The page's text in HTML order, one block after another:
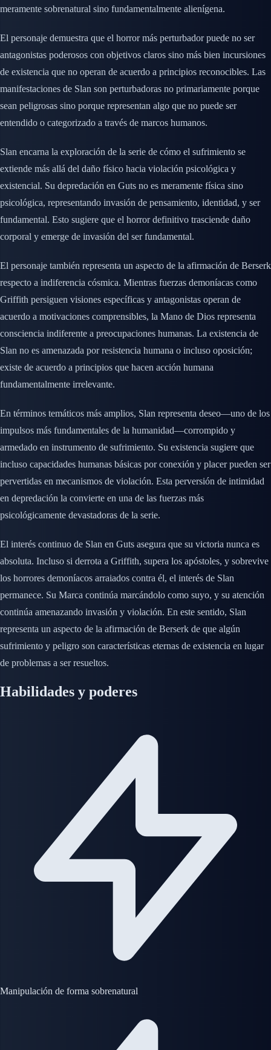
meramente sobrenatural sino fundamentalmente alienígena.
El personaje demuestra que el horror más perturbador puede no ser
antagonistas poderosos con objetivos claros sino más bien incursiones
de existencia que no operan de acuerdo a principios reconocibles. Las
manifestaciones de Slan son perturbadoras no primariamente porque
sean peligrosas sino porque representan algo que no puede ser
entendido o categorizado a través de marcos humanos.
Slan encarna la exploración de la serie de cómo el sufrimiento se
extiende más allá del daño físico hacia violación psicológica y
existencial. Su depredación en Guts no es meramente física sino
psicológica, representando invasión de pensamiento, identidad, y ser
fundamental. Esto sugiere que el horror definitivo trasciende daño
corporal y emerge de invasión del ser fundamental.
El personaje también representa un aspecto de la afirmación de Berserk
respecto a indiferencia cósmica. Mientras fuerzas demoníacas como
Griffith persiguen visiones específicas y antagonistas operan de
acuerdo a motivaciones comprensibles, la Mano de Dios representa
consciencia indiferente a preocupaciones humanas. La existencia de
Slan no es amenazada por resistencia humana o incluso oposición;
existe de acuerdo a principios que hacen acción humana
fundamentalmente irrelevante.
En términos temáticos más amplios, Slan representa deseo—uno de los
impulsos más fundamentales de la humanidad—corrompido y
armedado en instrumento de sufrimiento. Su existencia sugiere que
incluso capacidades humanas básicas por conexión y placer pueden ser
pervertidas en mecanismos de violación. Esta perversión de intimidad
en depredación la convierte en una de las fuerzas más
psicológicamente devastadoras de la serie.
El interés continuo de Slan en Guts asegura que su victoria nunca es
absoluta. Incluso si derrota a Griffith, supera los apóstoles, y sobrevive
los horrores demoníacos arraiados contra él, el interés de Slan
permanece. Su Marca continúa marcándolo como suyo, y su atención
continúa amenazando invasión y violación. En este sentido, Slan
representa un aspecto de la afirmación de Berserk de que algún
sufrimiento y peligro son características eternas de existencia en lugar
de problemas a ser resueltos.
Habilidades y poderes
Manipulación de forma sobrenatural